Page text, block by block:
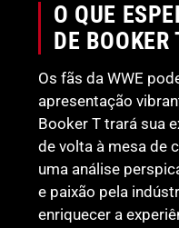
O QUE
DE BOOKER
Os fãs da WWE
apresentação
Booker T trará sua
de volta à mesa de
uma análise
e paixão pela
enriquecer a